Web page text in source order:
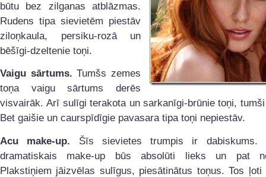
būtu bez zilganas atblāzmas.
Rudens tipa sievietēm piestāv
ziloņkaula, persiku-rozā un
bēšīgi-dzeltenie toņi.
Vaigu sārtums.Tumšs zemes
toņa vaigu sārtums derēs
visvairāk. Arī sulīgi terakota un sarkanīgi-brūnie toņi,
Bet gaišie un caurspīdīgie pavasara tipa toņi nepiestāv.
Acu make-up. Šīs sievietes trumpis ir dabiskums.
dramatiskais make-up būs absolūti lieks un pat
Plakstiņiem jāizvēlas sulīgus, piesātinātus toņus. Tos ļoti